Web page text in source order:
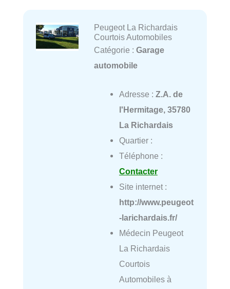
Peugeot La Richardais
Courtois Automobiles
Catégorie : Garage
automobile
Adresse : Z.A. de
l'Hermitage, 35780
La Richardais
Quartier :
Téléphone :
Contacter
Site internet :
http://www.peugeot
-larichardais.fr/
Médecin Peugeot
La Richardais
Courtois
Automobiles à